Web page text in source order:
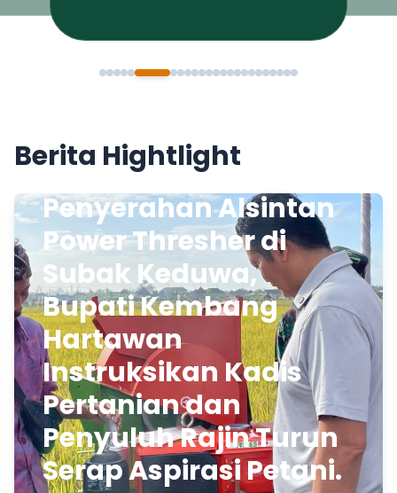
Berita Hightlight
Penyerahan Alsintan
Power Thresher di
Subak Keduwa,
Bupati Kembang
Hartawan
Instruksikan Kadis
Pertanian dan
Penyuluh Rajin Turun
Serap Aspirasi Petani.